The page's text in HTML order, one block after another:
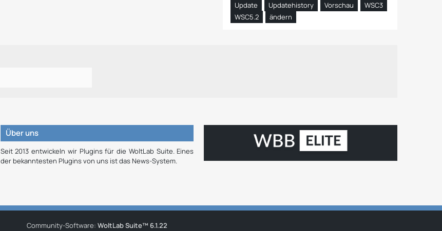
Update
Updatehistory Vorschau
WSC3
WSC5.2
ändern
Über uns
Seit 2013 entwickeln wir Plugins für die WoltLab Suite. Eines
der bekanntesten Plugins von uns ist das News-System.
Community-Software: WoltLab Suite™ 6.1.22